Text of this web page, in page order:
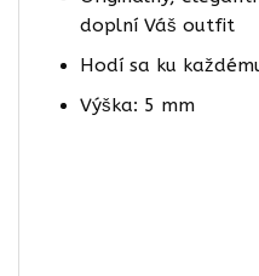
doplní Váš outfit
Hodí sa ku
Výška: 5 mm